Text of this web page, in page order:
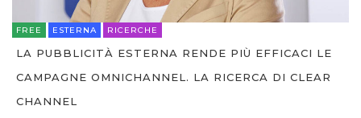
FREE ESTERNA RICERCHE
LA PUBBLICITÀ ESTERNA RENDE PIÙ EFFICACI LE
CAMPAGNE OMNICHANNEL. LA RICERCA DI CLEAR
CHANNEL